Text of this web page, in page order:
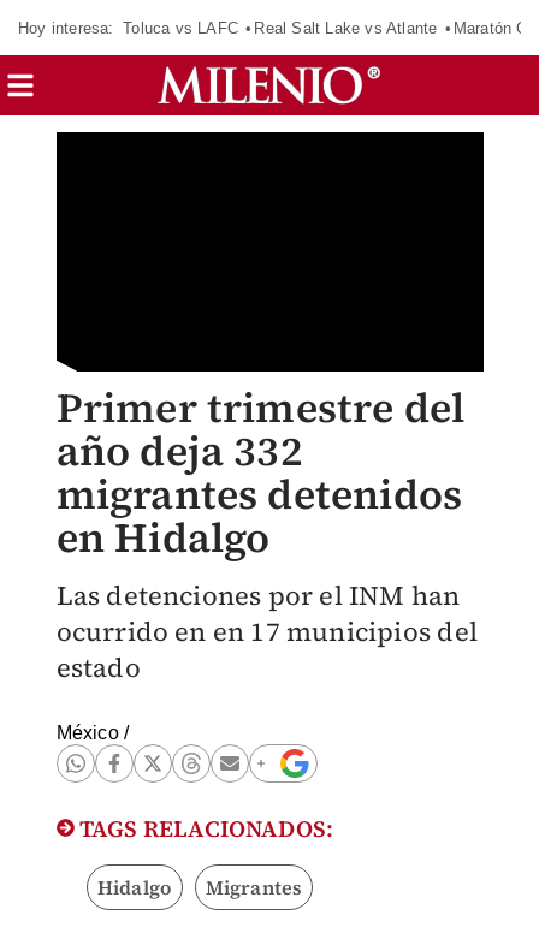
Hoy interesa: Toluca vs LAFC Real Salt Lake vs Atlante Maratón
Primer trimestre del
año deja 332
migrantes detenidos
en Hidalgo
Las detenciones por el INM han
ocurrido en en 17 municipios del
estado
México/
TAGS RELACIONADOS:
Hidalgo Migrantes